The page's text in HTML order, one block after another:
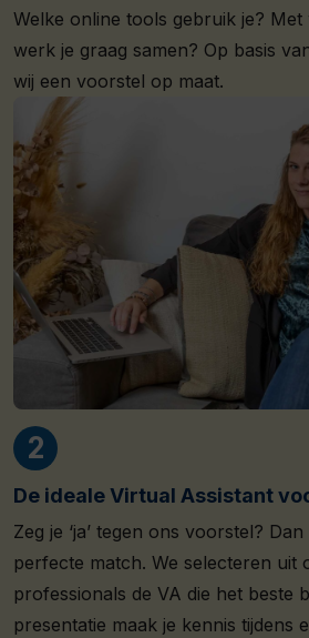
Welke online tools gebruik je?
werk je graag samen? Op basis
wij een voorstel op maat.
De ideale Virtual Assistant
Zeg je ‘ja’ tegen ons voorstel?
perfecte match. We selecteren uit
professionals de VA die het beste
presentatie maak je kennis tijdens